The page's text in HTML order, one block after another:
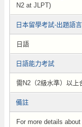
N2 at JLPT)
日本留學考試-出題語言
日語
日語能力考試
需N2（2級水準）以上
備註
For more details